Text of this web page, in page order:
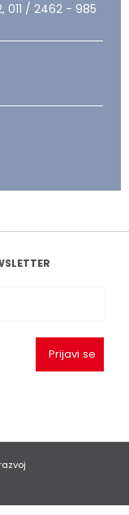
011 / 2462 - 985